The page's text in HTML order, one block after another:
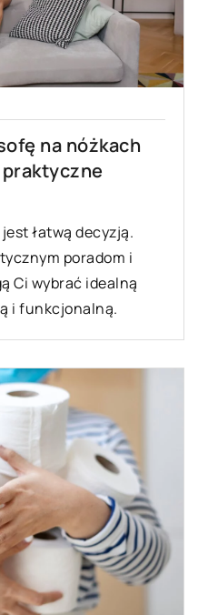
na nóżkach
łatwą decyzją.
poradom i
Ci wybrać idealną
i funkcjonalną.